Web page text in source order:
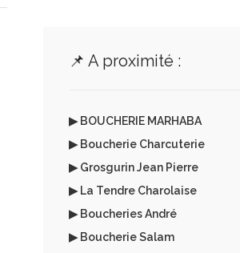
📌 A proximité :
▶ BOUCHERIE MARHABA
▶ Boucherie Charcuterie
▶ Grosgurin Jean Pierre
▶ La Tendre Charolaise
▶ Boucheries André
▶ Boucherie Salam